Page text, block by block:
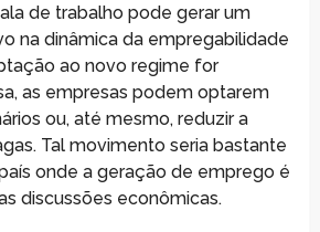
de trabalho pode gerar um
na dinâmica da empregabilidade
ao novo regime for
as empresas podem optarem
ou, até mesmo, reduzir a
Tal movimento seria bastante
onde a geração de emprego é
discussões econômicas.